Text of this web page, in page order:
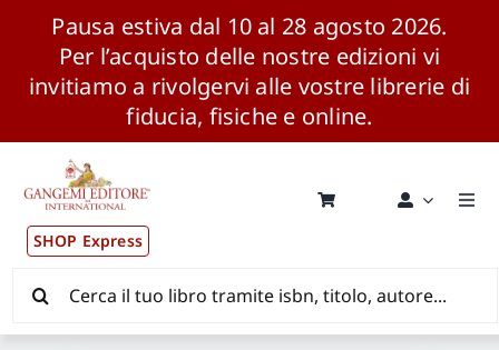
Pausa estiva dal 10 al 28 agosto 2026.
Per l’acquisto delle nostre edizioni vi
invitiamo a rivolgervi alle vostre librerie di
fiducia, fisiche e online.
contenuto
SHOP Express
Pubblicazioni
News ed Eventi
per: